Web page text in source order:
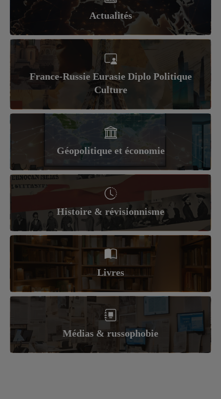
Actualités
France-Russie Eurasie Diplo Politique
Culture
Géopolitique et économie
Histoire & révisionnisme
Livres
Médias & russophobie